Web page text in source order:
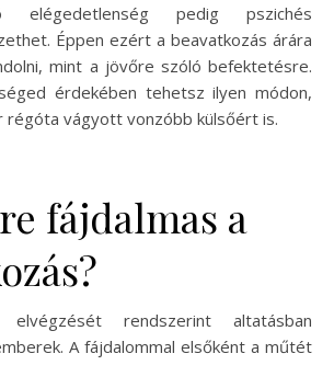
elégedetlenség pedig pszichés
Éppen ezért a beavatkozás árára
mint a jövőre szóló befektetésre.
érdekében tehetsz ilyen módon,
régóta vágyott vonzóbb külsőért is.
fájdalmas a
rendszerint altatásban
A fájdalommal elsőként a műtét